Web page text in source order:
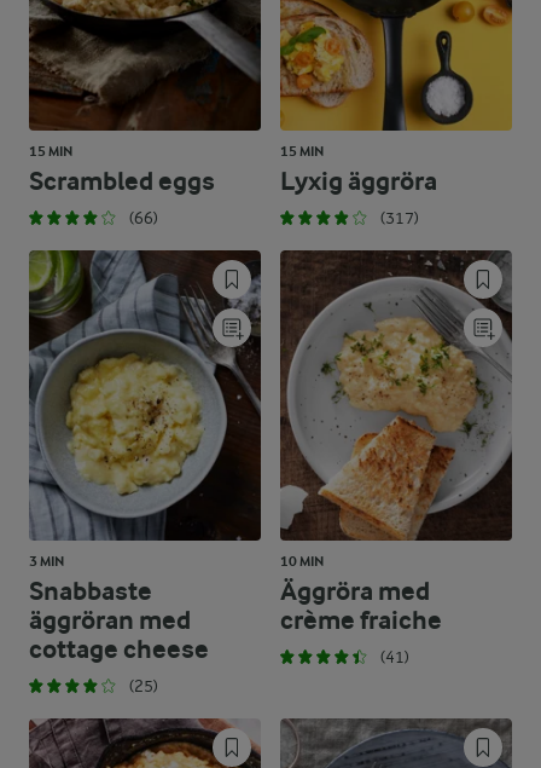
15 MIN
Scrambled eggs
(66)
15 MIN
Lyxig äggröra
(317)
3 MIN
Snabbaste
äggröran med
cottage cheese
(25)
10 MIN
Äggröra med
crème fraiche
(41)